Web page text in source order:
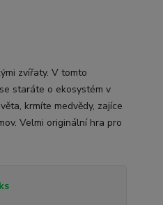
zvířaty. V tomto
staráte o ekosystém v
krmíte medvědy, zajíce
Velmi originální hra pro